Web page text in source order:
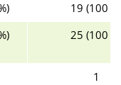
19 (100
25 (100
1